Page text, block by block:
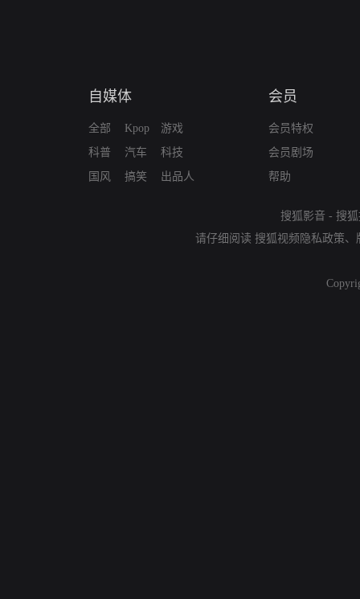
自媒体
全部
科普
国风
Kpop
汽车
搞笑
游戏
科技
出品人
会员
会员特权
会员剧场
帮助
搜狐影音 - 搜
请仔细阅读 搜狐视频隐私政策、